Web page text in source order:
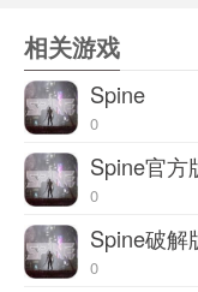
权利的争夺战，只
明的希望，完成自
【唯美策略炫酷技能
战斗技能全屏炸裂
虹，加上激荡人心
恢弘游戏世界!
相关游戏
Spine
0
Spine官方
0
Spine破解
0